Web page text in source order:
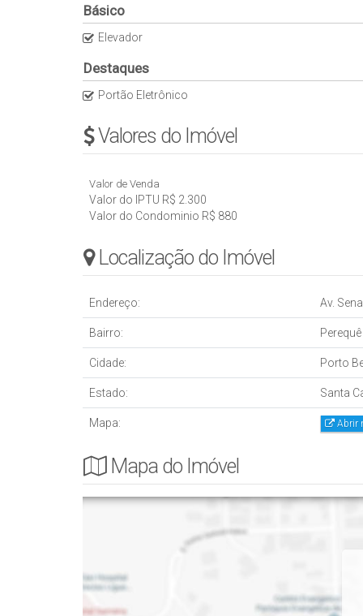
Básico
Elevador
Destaques
Portão Eletrônico
Valores do Imóvel
Valor de Venda
Valor do IPTU R$ 2.300
Valor do Condominio R$ 880
Localização do Imóvel
Endereço: Av.
Bairro: Perequê
Cidade: Porto
Estado: Santa
Mapa: Abrir
Mapa do Imóvel